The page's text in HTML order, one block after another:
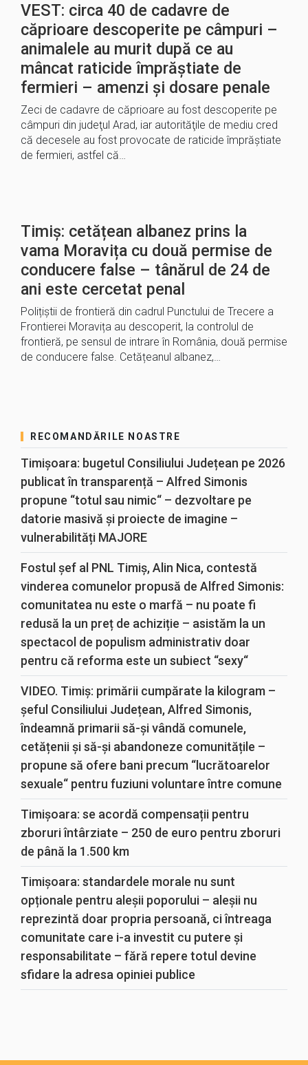
VEST: circa 40 de cadavre de
căprioare descoperite pe câmpuri –
animalele au murit după ce au
mâncat raticide împrăștiate de
fermieri – amenzi și dosare penale
Zeci de cadavre de căprioare au fost descoperite pe
câmpuri din judeţul Arad, iar autorităţile de mediu cred
că decesele au fost provocate de raticide împrăştiate
de fermieri, astfel că…
Timiș: cetățean albanez prins la
vama Moravița cu două permise de
conducere false – tânărul de 24 de
ani este cercetat penal
Polițiștii de frontieră din cadrul Punctului de Trecere a
Frontierei Moravița au descoperit, la controlul de
frontieră, pe sensul de intrare în România, două permise
de conducere false. Cetățeanul albanez,…
RECOMANDĂRILE NOASTRE
Timișoara: bugetul Consiliului Județean pe 2026
publicat în transparență – Alfred Simonis
propune “totul sau nimic“ – dezvoltare pe
datorie masivă și proiecte de imagine –
vulnerabilități MAJORE
Fostul șef al PNL Timiș, Alin Nica, contestă
vinderea comunelor propusă de Alfred Simonis:
comunitatea nu este o marfă – nu poate fi
redusă la un preț de achiziție – asistăm la un
spectacol de populism administrativ doar
pentru că reforma este un subiect “sexy“
VIDEO. Timiș: primării cumpărate la kilogram –
șeful Consiliului Județean, Alfred Simonis,
îndeamnă primarii să-și vândă comunele,
cetățenii și să-și abandoneze comunitățile –
propune să ofere bani precum “lucrătoarelor
sexuale“ pentru fuziuni voluntare între comune
Timișoara: se acordă compensații pentru
zboruri întârziate – 250 de euro pentru zboruri
de până la 1.500 km
Timișoara: standardele morale nu sunt
opționale pentru aleșii poporului – aleșii nu
reprezintă doar propria persoană, ci întreaga
comunitate care i-a investit cu putere și
responsabilitate – fără repere totul devine
sfidare la adresa opiniei publice